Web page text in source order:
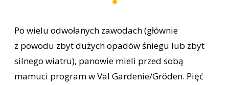
Po wielu odwołanych zawodach (głównie
z powodu zbyt dużych opadów śniegu lub zbyt
silnego wiatru), panowie mieli przed sobą
mamuci program w Val Gardenie/Gröden. Pięć